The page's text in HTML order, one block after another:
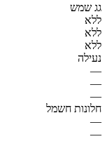
גג שמש
ללא
ללא
ללא
נעילה
—
—
—
חלונות חשמל
—
—